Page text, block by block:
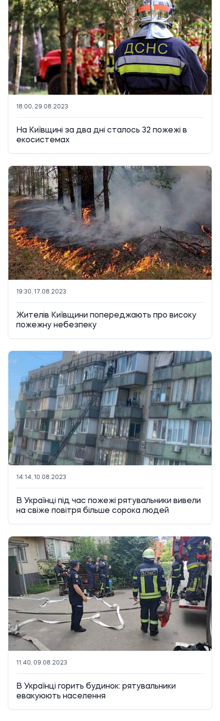
18:00, 29.08.2023
На Київщині за два дні сталось 32 пожежі в
екосистемах
19:30, 17.08.2023
Жителів Київщини попереджають про високу
пожежну небезпеку
14:14, 10.08.2023
В Українці під час пожежі рятувальники вивели
на свіже повітря більше сорока людей
11:40, 09.08.2023
В Українці горить будинок: рятувальники
евакуюють населення